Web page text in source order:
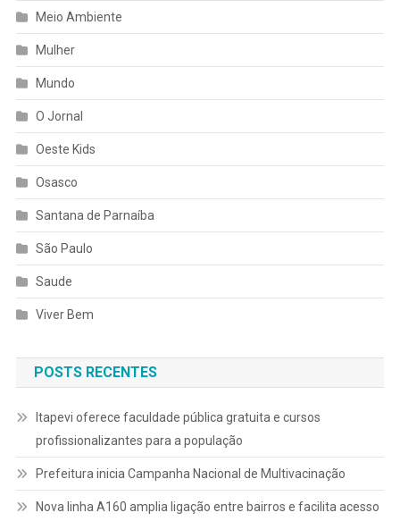
Meio Ambiente
Mulher
Mundo
O Jornal
Oeste Kids
Osasco
Santana de Parnaíba
São Paulo
Saude
Viver Bem
POSTS RECENTES
Itapevi oferece faculdade pública gratuita e cursos
profissionalizantes para a população
Prefeitura inicia Campanha Nacional de Multivacinação
Nova linha A160 amplia ligação entre bairros e facilita acesso